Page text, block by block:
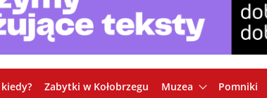
Zabytki w Kołobrzegu Muzea Pomniki